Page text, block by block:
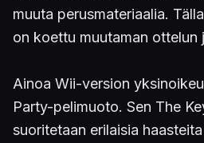
muuta perusmateriaalia.
on koettu muutaman ottelun
Ainoa Wii-version
Party-pelimuoto. Sen The
suoritetaan erilaisia